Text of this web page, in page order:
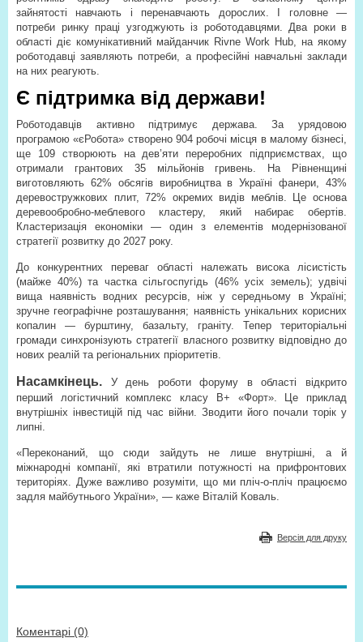
зайнятості навчають і перенавчають дорослих. І головне —
потреби ринку праці узгоджують із роботодавцями. Два роки в
області діє комунікативний майданчик Rivne Work Hub, на якому
роботодавці заявляють потреби, а професійні навчальні заклади
на них реагують.
Є підтримка від держави!
Роботодавців активно підтримує держава. За урядовою
програмою «єРобота» створено 904 робочі місця в малому бізнесі,
ще 109 створюють на дев’яти переробних підприємствах, що
отримали грантових 35 мільйонів гривень. На Рівненщині
виготовляють 62% обсягів виробництва в Україні фанери, 43%
деревостружкових плит, 72% окремих видів меблів. Це основа
деревообробно-меблевого кластеру, який набирає обертів.
Кластеризація економіки — один з елементів модернізованої
стратегії розвитку до 2027 року.
До конкурентних переваг області належать висока лісистість
(майже 40%) та частка сільгоспугідь (46% усіх земель); удвічі
вища наявність водних ресурсів, ніж у середньому в Україні;
зручне географічне розташування; наявність унікальних корисних
копалин — бурштину, базальту, граніту. Тепер територіальні
громади синхронізують стратегії власного розвитку відповідно до
нових реалій та регіональних пріоритетів.
Насамкінець. У день роботи форуму в області відкрито
перший логістичний комплекс класу В+ «Форт». Це приклад
внутрішніх інвестицій під час війни. Зводити його почали торік у
липні.
«Переконаний, що сюди зайдуть не лише внутрішні, а й
міжнародні компанії, які втратили потужності на прифронтових
територіях. Дуже важливо розуміти, що ми пліч-о-пліч працюємо
задля майбутнього України», — каже Віталій Коваль.
Версія для друку
Коментарі (0)